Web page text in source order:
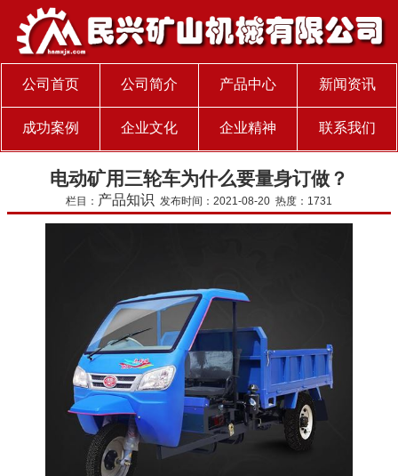
公司首页 公司简介 产品中心 新闻资讯
成功案例 企业文化 企业精神 联系我们
电动矿用三轮车为什么要量身订做？
栏目： 产品知识 发布时间：2021-08-20 热度：1731